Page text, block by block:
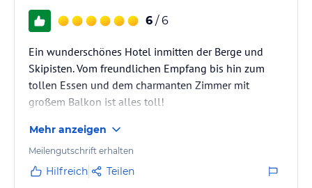
6 / 6
Ein wunderschönes Hotel inmitten der Berge und
Skipisten. Vom freundlichen Empfang bis hin zum
tollen Essen und dem charmanten Zimmer mit
großem Balkon ist alles toll!
Mehr anzeigen
Meilengutschrift erhalten
Hilfreich Teilen